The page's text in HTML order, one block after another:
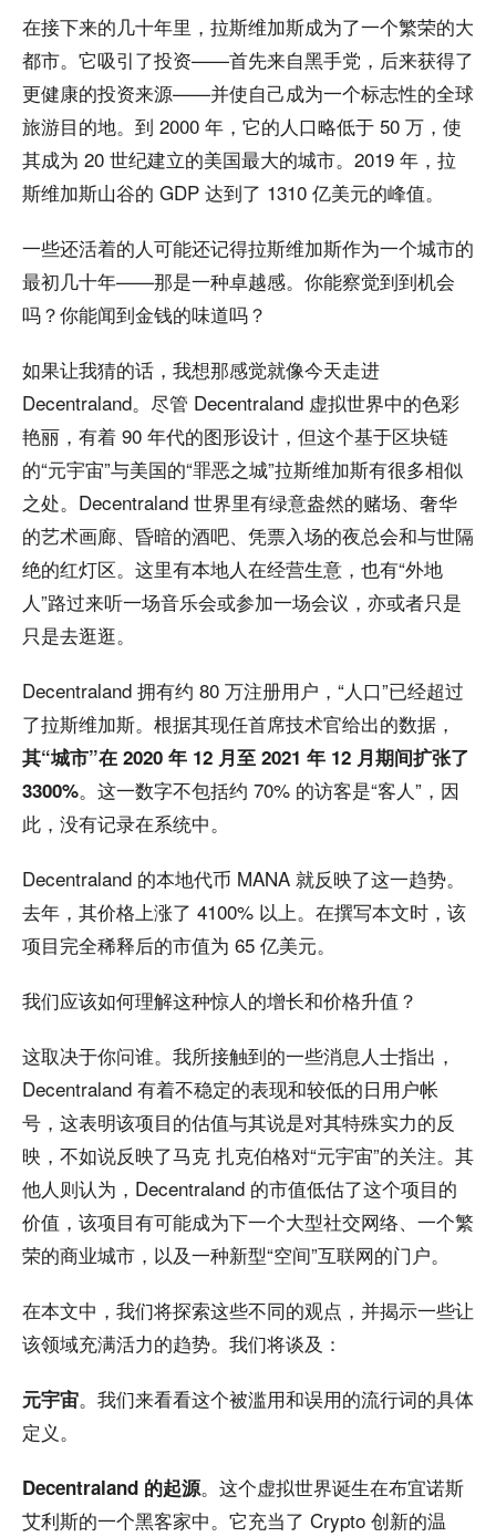
在接下来的几十年里，拉斯维加斯成为了一个繁荣的大
都市。它吸引了投资——首先来自黑手党，后来获得了
更健康的投资来源——并使自己成为一个标志性的全球
旅游目的地。到 2000 年，它的人口略低于 50 万，使
其成为 20 世纪建立的美国最大的城市。2019 年，拉
斯维加斯山谷的 GDP 达到了 1310 亿美元的峰值。
一些还活着的人可能还记得拉斯维加斯作为一个城市的
最初几十年——那是一种卓越感。你能察觉到到机会
吗？你能闻到金钱的味道吗？
如果让我猜的话，我想那感觉就像今天走进
Decentraland。尽管 Decentraland 虚拟世界中的色彩
艳丽，有着 90 年代的图形设计，但这个基于区块链
的“元宇宙”与美国的“罪恶之城”拉斯维加斯有很多相似
之处。Decentraland 世界里有绿意盎然的赌场、奢华
的艺术画廊、昏暗的酒吧、凭票入场的夜总会和与世隔
绝的红灯区。这里有本地人在经营生意，也有“外地
人”路过来听一场音乐会或参加一场会议，亦或者只是
只是去逛逛。
Decentraland 拥有约 80 万注册用户，“人口”已经超过
了拉斯维加斯。根据其现任首席技术官给出的数据，
其“城市”在 2020 年 12 月至 2021 年 12 月期间扩张了
3300%。这一数字不包括约 70% 的访客是“客人”，因
此，没有记录在系统中。
Decentraland 的本地代币 MANA 就反映了这一趋势。
去年，其价格上涨了 4100% 以上。在撰写本文时，该
项目完全稀释后的市值为 65 亿美元。
我们应该如何理解这种惊人的增长和价格升值？
这取决于你问谁。我所接触到的一些消息人士指出，
Decentraland 有着不稳定的表现和较低的日用户帐
号，这表明该项目的估值与其说是对其特殊实力的反
映，不如说反映了马克 扎克伯格对“元宇宙”的关注。其
他人则认为，Decentraland 的市值低估了这个项目的
价值，该项目有可能成为下一个大型社交网络、一个繁
荣的商业城市，以及一种新型“空间”互联网的门户。
在本文中，我们将探索这些不同的观点，并揭示一些让
该领域充满活力的趋势。我们将谈及：
元宇宙。我们来看看这个被滥用和误用的流行词的具体
定义。
Decentraland 的起源。这个虚拟世界诞生在布宜诺斯
艾利斯的一个黑客家中。它充当了 Crypto 创新的温